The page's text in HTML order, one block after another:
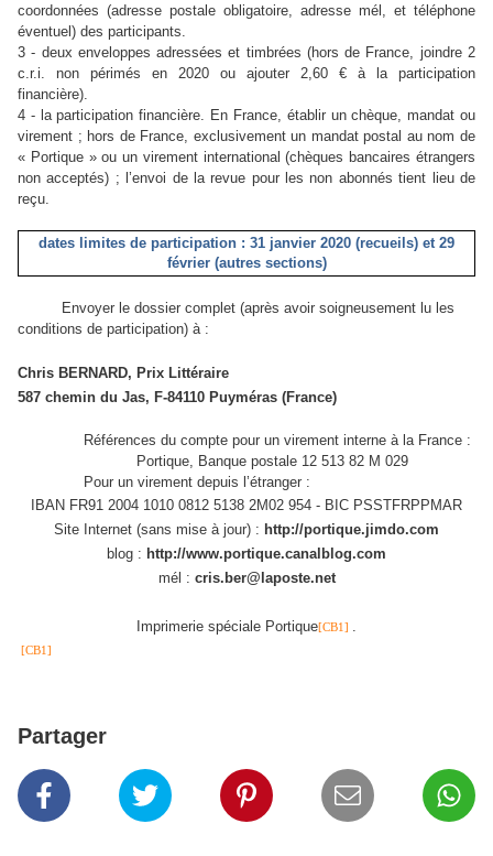
coordonnées (adresse postale obligatoire, adresse mél, et téléphone
éventuel) des participants.
3 - deux enveloppes adressées et timbrées (hors de France, joindre 2
c.r.i. non périmés en 2020 ou ajouter 2,60 € à la participation
financière).
4 - la participation financière. En France, établir un chèque, mandat ou
virement ; hors de France, exclusivement un mandat postal au nom de
« Portique » ou un virement international (chèques bancaires étrangers
non acceptés) ; l’envoi de la revue pour les non abonnés tient lieu de
reçu.
dates limites de participation : 31 janvier 2020 (recueils) et 29
février (autres sections)
Envoyer le dossier complet (après avoir soigneusement lu les
conditions de participation) à :
Chris BERNARD, Prix Littéraire
587 chemin du Jas, F-84110 Puyméras (France)
Références du compte pour un virement interne à la France :
Portique, Banque postale 12 513 82 M 029
Pour un virement depuis l’étranger :
IBAN FR91 2004 1010 0812 5138 2M02 954 - BIC PSSTFRPPMAR
Site Internet (sans mise à jour) : http://portique.jimdo.com
blog : http://www.portique.canalblog.com
mél : cris.ber@laposte.net
Imprimerie spéciale Portique[CB1]
[CB1]
Partager